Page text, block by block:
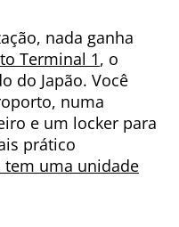
nada ganha
Terminal 1, o
do Japão. Você
numa
e um locker para
prático
tem uma unidade